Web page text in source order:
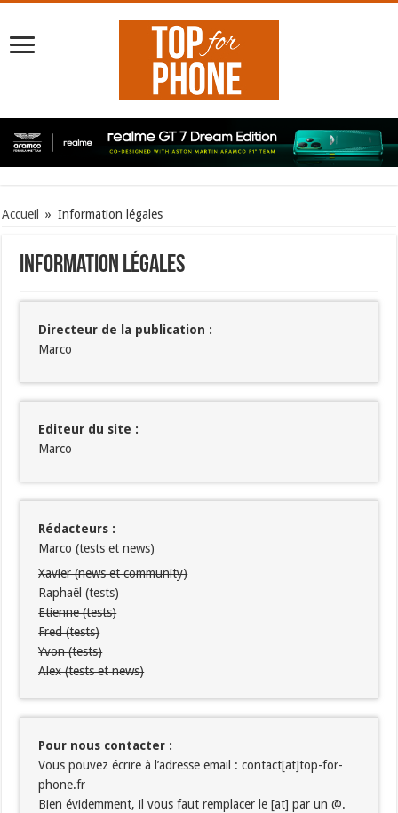
Accueil » Information légales
Information légales
Directeur de la publication :
Marco
Editeur du site :
Marco
Rédacteurs :
Marco (tests et news)
Xavier (news et community)
Raphaël (tests)
Etienne (tests)
Fred (tests)
Yvon (tests)
Alex (tests et news)
Pour nous contacter :
Vous pouvez écrire à l’adresse email : contact[at]top-for-
phone.fr
Bien évidemment, il vous faut remplacer le [at] par un @.